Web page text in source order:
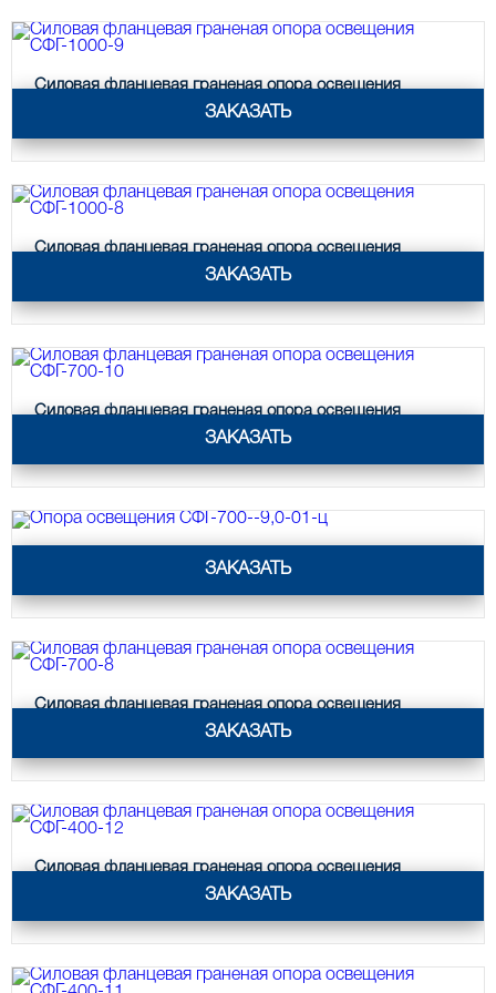
фланцевая граненая
Опоры граненые силовые
контактной сети (ОГСКС)
Дорожные металлические рамы
МОГК Молниеотводы гранёные
Высокомачтовые опоры
стационарной короной
ВМО Высокомачтовые опоры с
мобильной короной
связи
ОДН Радиомачты. Опоры двойного
назначения
КРОНШТЕЙНЫ ДЛЯ УЛИЧНОГО ОСВЕЩЕНИЯ
Кронштейны для консольных
светильников
Кронштейн консольный для 2
Кронштейны для подвесных
Кронштейны для прожекторов
Кронштейны для опор однорожковые
ПАРКОВОЕ ОСВЕЩЕНИЕ
Силовая фланцевая граненая опора освещения
ЗАКАЗАТЬ
Силовая фланцевая граненая опора освещения
ЗАКАЗАТЬ
Силовая фланцевая граненая опора освещения
ЗАКАЗАТЬ
Опора освещения СФГ-700--9,0-01-ц
ЗАКАЗАТЬ
Силовая фланцевая граненая опора освещения
ЗАКАЗАТЬ
Силовая фланцевая граненая опора освещения
ЗАКАЗАТЬ